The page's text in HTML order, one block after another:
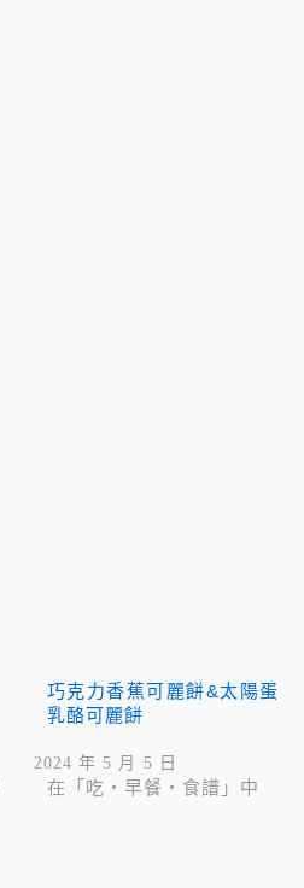
巧克力香蕉可麗餅&太陽蛋
乳酪可麗餅
2024 年 5 月 5 日
在「吃‧早餐‧食譜」中